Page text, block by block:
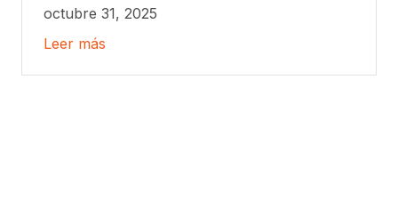
octubre 31, 2025
Leer más